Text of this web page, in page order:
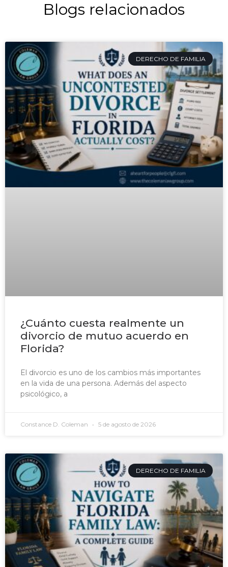
Blogs relacionados
DERECHO DE FAMILIA
¿Cuánto cuesta realmente un
divorcio de mutuo acuerdo en
Florida?
El divorcio es uno de los cambios más importantes
en la vida de una persona. Además del aspecto
psicológico, a
Constance D. Coleman 5 de agosto de 2026
DERECHO DE FAMILIA